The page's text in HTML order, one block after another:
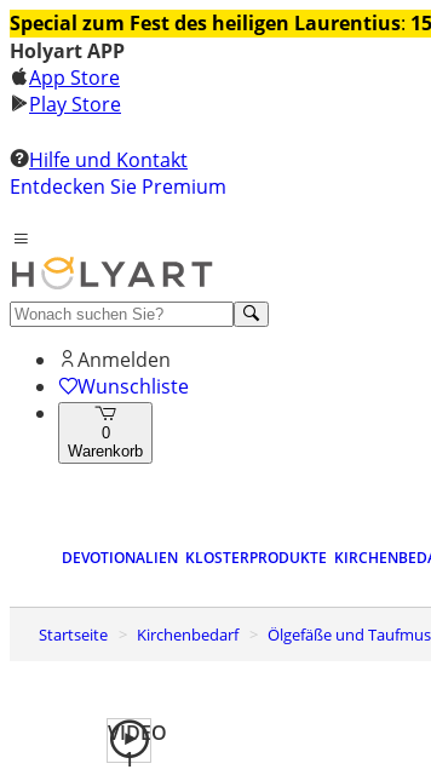
Special zum Fest des heiligen Laurentius:
Holyart APP
App Store
Play Store
Hilfe und Kontakt
Entdecken Sie Premium
Anmelden
Wunschliste
0
Warenkorb
DEVOTIONALIEN KLOSTERPRODUKTE
Startseite Kirchenbedarf Ölgefäße und
VIDEO
1